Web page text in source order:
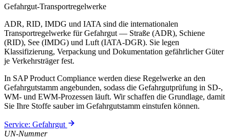
Gefahrgut-Transportregelwerke
ADR, RID, IMDG und IATA sind die internationalen
Transportregelwerke für Gefahrgut — Straße (ADR), Schiene
(RID), See (IMDG) und Luft (IATA-DGR). Sie legen
Klassifizierung, Verpackung und Dokumentation gefährlicher Güter
je Verkehrsträger fest.
In SAP Product Compliance werden diese Regelwerke an den
Gefahrgutstamm angebunden, sodass die Gefahrgutprüfung in SD-,
WM- und EWM-Prozessen läuft. Wir schaffen die Grundlage, damit
Sie Ihre Stoffe sauber im Gefahrgutstamm einstufen können.
Service: Gefahrgut
UN-Nummer